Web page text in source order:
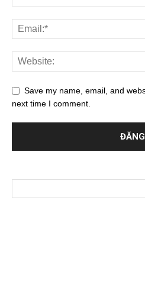
Save my name, email, and
next time I comment.